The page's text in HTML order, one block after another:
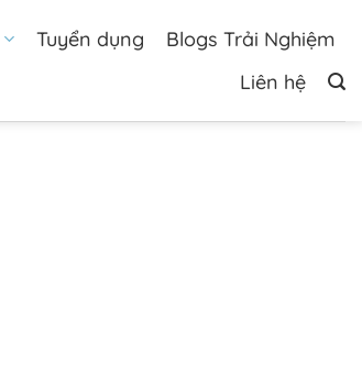
Tuyển dụng
Blogs Trải Nghiệm
Liên hệ